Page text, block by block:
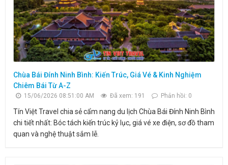
Chùa Bái Đính Ninh Bình: Kiến Trúc, Giá Vé & Kinh Nghiệm
Chiêm Bái Từ A-Z
15/06/2026 08:51:00 AM Đã xem: 191 Phản hồi: 0
Tín Việt Travel chia sẻ cẩm nang du lịch Chùa Bái Đính Ninh Bình
chi tiết nhất: Bóc tách kiến trúc kỷ lục, giá vé xe điện, sơ đồ tham
quan và nghệ thuật sắm lễ.